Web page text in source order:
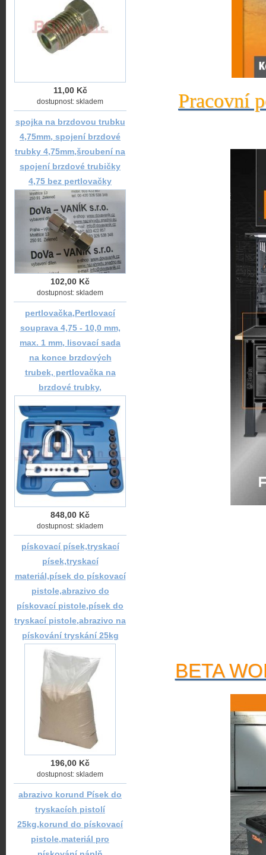
Pracovní
BETA
11,00 Kč
dostupnost: skladem
spojka na brzdovou trubku
4,75mm, spojení brzdové
trubky 4,75mm,šroubení na
spojení brzdové trubičky
4,75 bez pertlovačky
102,00 Kč
dostupnost: skladem
pertlovačka,Pertlovací
souprava 4,75 - 10,0 mm,
max. 1 mm, lisovací sada
na konce brzdových
trubek, pertlovačka na
brzdové trubky,
848,00 Kč
dostupnost: skladem
pískovací písek,tryskací
písek,tryskací
materiál,písek do pískovací
pistole,abrazivo do
pískovací pistole,písek do
tryskací pistole,abrazivo na
pískování tryskání 25kg
196,00 Kč
dostupnost: skladem
abrazivo korund Písek do
tryskacích pistolí
25kg,korund do pískovací
pistole,materiál pro